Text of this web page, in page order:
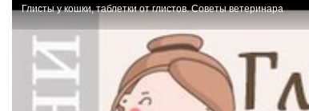
Глисты у кошки, таблетки от глистов. Советы ветеринара